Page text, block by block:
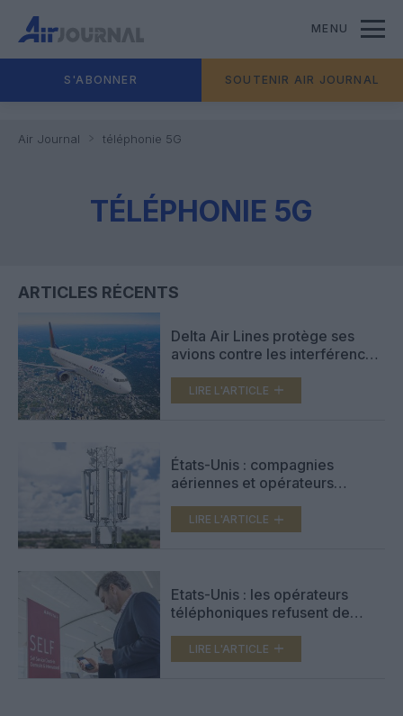
MENU
S'ABONNER SOUTENIR AIR JOURNAL
Air Journal téléphonie 5G
TÉLÉPHONIE 5G
ARTICLES RÉCENTS
Delta Air Lines protège ses
avions contre les interférences
LIRE L'ARTICLE
États-Unis : compagnies
aériennes et opérateurs
la 5G
LIRE L'ARTICLE
Etats-Unis : les opérateurs
téléphoniques refusent de
5GLIRE L'ARTICLE